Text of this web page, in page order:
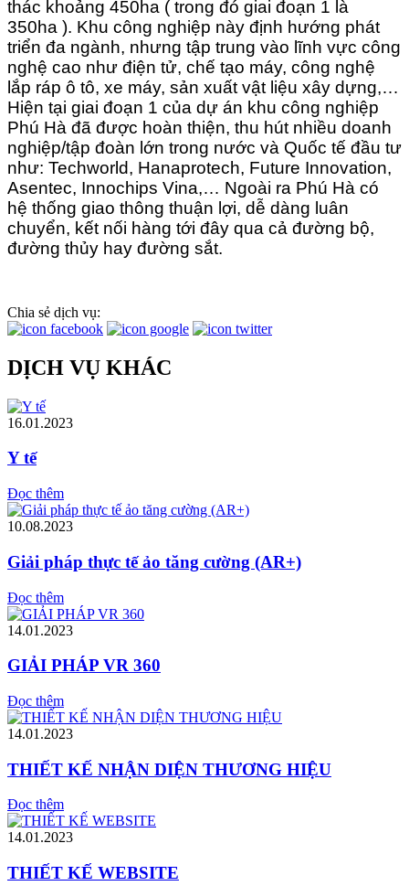
thác khoảng 450ha ( trong đó giai đoạn 1 là
350ha ). Khu công nghiệp này định hướng phát
triển đa ngành, nhưng tập trung vào lĩnh vực công
nghệ cao như điện tử, chế tạo máy, công nghệ
lắp ráp ô tô, xe máy, sản xuất vật liệu xây dựng,…
Hiện tại giai đoạn 1 của dự án khu công nghiệp
Phú Hà đã được hoàn thiện, thu hút nhiều doanh
nghiệp/tập đoàn lớn trong nước và Quốc tế đầu tư
như: Techworld, Hanaprotech, Future Innovation,
Asentec, Innochips Vina,… Ngoài ra Phú Hà có
hệ thống giao thông thuận lợi, dễ dàng luân
chuyển, kết nối hàng tới đây qua cả đường bộ,
đường thủy hay đường sắt.
Chia sẻ dịch vụ:
DỊCH VỤ KHÁC
16.01.2023
Y tế
Đọc thêm
10.08.2023
Giải pháp thực tế ảo tăng cường (AR+)
Đọc thêm
14.01.2023
GIẢI PHÁP VR 360
Đọc thêm
14.01.2023
THIẾT KẾ NHẬN DIỆN THƯƠNG HIỆU
Đọc thêm
14.01.2023
THIẾT KẾ WEBSITE